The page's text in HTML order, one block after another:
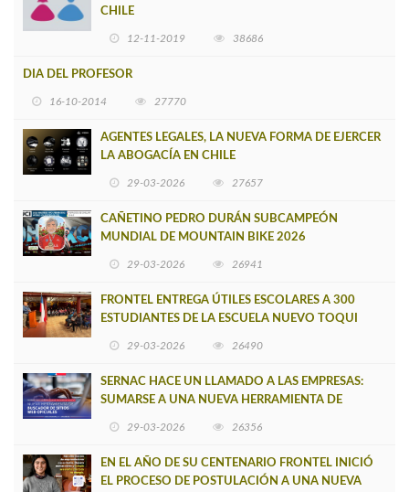
CHILE
12-11-2019 38686
DIA DEL PROFESOR
16-10-2014 27770
AGENTES LEGALES, LA NUEVA FORMA DE EJERCER
LA ABOGACÍA EN CHILE
29-03-2026 27657
CAÑETINO PEDRO DURÁN SUBCAMPEÓN
MUNDIAL DE MOUNTAIN BIKE 2026
29-03-2026 26941
FRONTEL ENTREGA ÚTILES ESCOLARES A 300
ESTUDIANTES DE LA ESCUELA NUEVO TOQUI
29-03-2026 26490
SERNAC HACE UN LLAMADO A LAS EMPRESAS:
SUMARSE A UNA NUEVA HERRAMIENTA DE
29-03-2026 26356
EN EL AÑO DE SU CENTENARIO FRONTEL INICIÓ
EL PROCESO DE POSTULACIÓN A UNA NUEVA